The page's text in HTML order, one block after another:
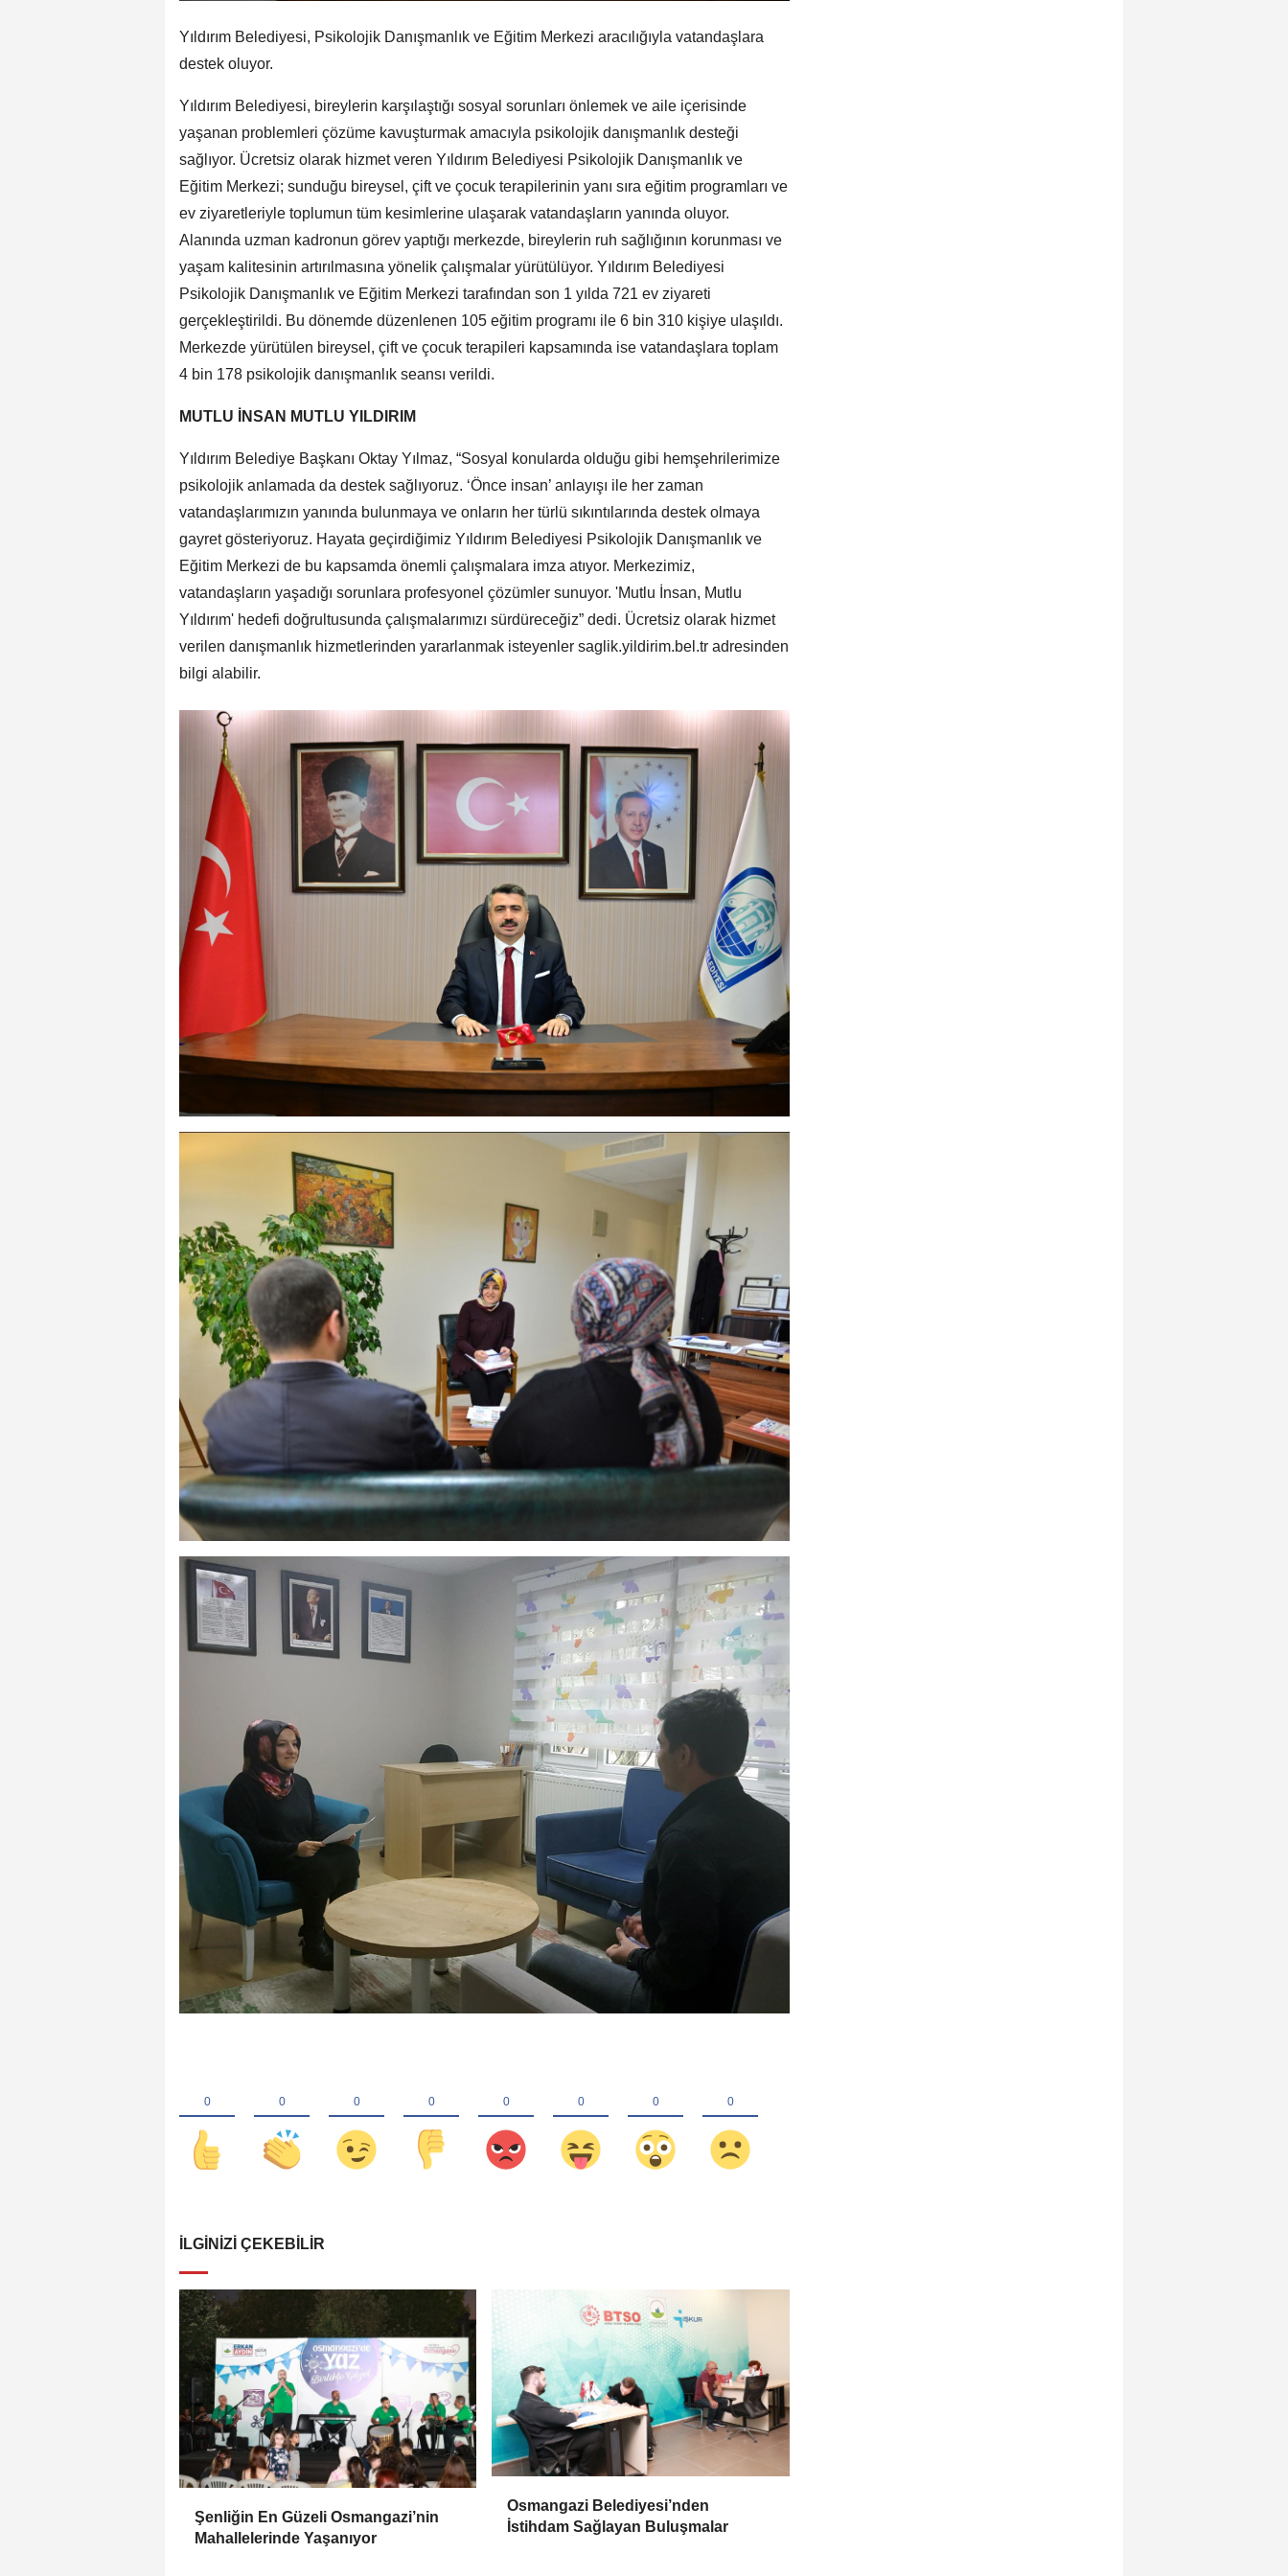
Yıldırım Belediyesi, Psikolojik Danışmanlık ve Eğitim Merkezi aracılığıyla vatandaşlara
destek oluyor.
Yıldırım Belediyesi, bireylerin karşılaştığı sosyal sorunları önlemek ve aile içerisinde
yaşanan problemleri çözüme kavuşturmak amacıyla psikolojik danışmanlık desteği
sağlıyor. Ücretsiz olarak hizmet veren Yıldırım Belediyesi Psikolojik Danışmanlık ve
Eğitim Merkezi; sunduğu bireysel, çift ve çocuk terapilerinin yanı sıra eğitim programları ve
ev ziyaretleriyle toplumun tüm kesimlerine ulaşarak vatandaşların yanında oluyor.
Alanında uzman kadronun görev yaptığı merkezde, bireylerin ruh sağlığının korunması ve
yaşam kalitesinin artırılmasına yönelik çalışmalar yürütülüyor. Yıldırım Belediyesi
Psikolojik Danışmanlık ve Eğitim Merkezi tarafından son 1 yılda 721 ev ziyareti
gerçekleştirildi. Bu dönemde düzenlenen 105 eğitim programı ile 6 bin 310 kişiye ulaşıldı.
Merkezde yürütülen bireysel, çift ve çocuk terapileri kapsamında ise vatandaşlara toplam
4 bin 178 psikolojik danışmanlık seansı verildi.
MUTLU İNSAN MUTLU YILDIRIM
Yıldırım Belediye Başkanı Oktay Yılmaz, “Sosyal konularda olduğu gibi hemşehrilerimize
psikolojik anlamada da destek sağlıyoruz. ‘Önce insan’ anlayışı ile her zaman
vatandaşlarımızın yanında bulunmaya ve onların her türlü sıkıntılarında destek olmaya
gayret gösteriyoruz. Hayata geçirdiğimiz Yıldırım Belediyesi Psikolojik Danışmanlık ve
Eğitim Merkezi de bu kapsamda önemli çalışmalara imza atıyor. Merkezimiz,
vatandaşların yaşadığı sorunlara profesyonel çözümler sunuyor. 'Mutlu İnsan, Mutlu
Yıldırım' hedefi doğrultusunda çalışmalarımızı sürdüreceğiz” dedi. Ücretsiz olarak hizmet
verilen danışmanlık hizmetlerinden yararlanmak isteyenler saglik.yildirim.bel.tr adresinden
bilgi alabilir.
İLGINIZI ÇEKEBILIR
Şenliğin En Güzeli Osmangazi’nin
Mahallelerinde Yaşanıyor
Osmangazi Belediyesi’nden
İstihdam Sağlayan Buluşmalar